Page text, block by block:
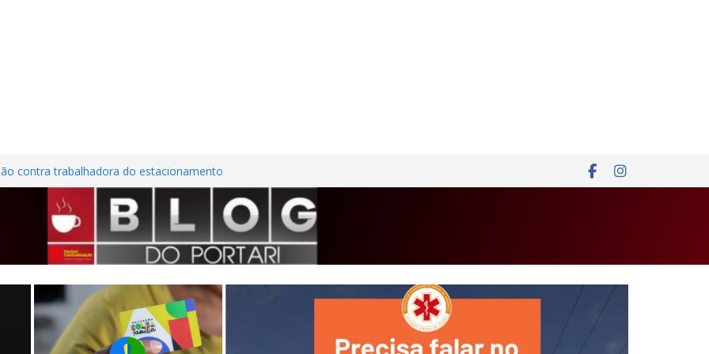
contra trabalhadora do estacionamento
em Frutal
Nordestina
casa desabitada e furtam bicicleta,
no Centro de Frutal
em investimentos, obras de melhoria
seguem em ritmo avançado